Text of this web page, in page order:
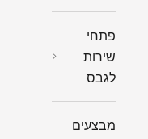
פתחי
שירות
לגבס
מבצעים